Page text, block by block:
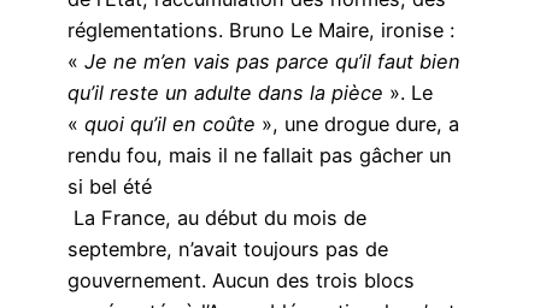
réglementations. Bruno Le Maire, ironise :
« Je ne m’en vais pas parce qu’il faut bien
qu’il reste un adulte dans la pièce ». Le
« quoi qu’il en coûte », une drogue dure, a
rendu fou, mais il ne fallait pas gâcher un
si bel été
La France, au début du mois de
septembre, n’avait toujours pas de
gouvernement. Aucun des trois blocs